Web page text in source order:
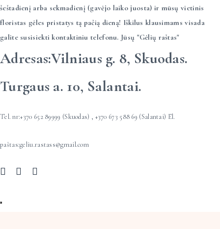
šeštadienį arba sekmadienį (gavėjo laiko juosta) ir mūsų vietinis
floristas gėles pristatys tą pačią dieną! Iškilus klausimams visada
galite susisiekti kontaktiniu telefonu. Jūsų "Gėlių raštas"
Vilniaus g. 8, Skuodas.
Turgaus a. 10, Salantai.
+370 652 89999 (Skuodas) , +370 673 588 69 (Salantai)
geliu.rastass@gmail.com